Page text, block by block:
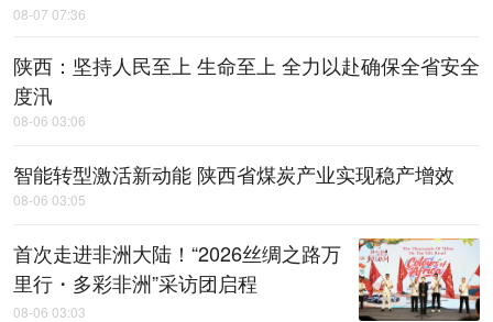
08-07 07:36
陕西：坚持人民至上 生命至上 全力以赴确保全省安全
度汛
08-06 03:06
智能转型激活新动能 陕西省煤炭产业实现稳产增效
08-06 03:05
首次走进非洲大陆！“2026丝绸之路万
里行・多彩非洲”采访团启程
08-06 03:03